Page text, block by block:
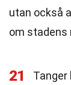
utan också
om stadens
21